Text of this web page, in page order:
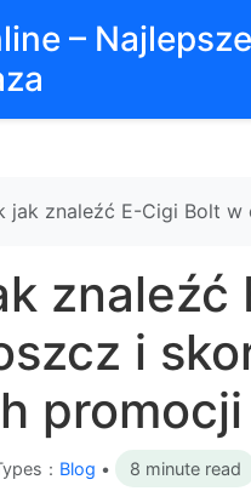
–
jak znaleźć E-Cigi Bolt
znaleźć
i
promocji
： Blog • 8 minute read